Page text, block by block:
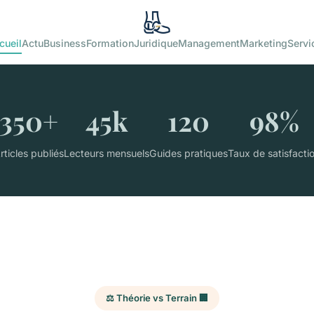
ActuBusinessFormationJuridiqueManagementMarketing
350+
publiés
45k
Lecteurs mensuels
120
Guides pratiques
98%
Taux de
⚖️ Théorie vs Terrain 🏢